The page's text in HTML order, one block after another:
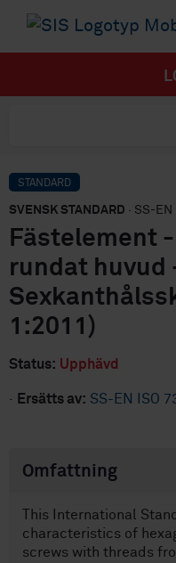
STANDARD
SVENSK STANDARD · SS-
Fästelement
rundat huvud
1:2011)
Status: Upphävd
· Ersätts av: SS-EN ISO
Omfattning
This International
characteristics of
screws with threads